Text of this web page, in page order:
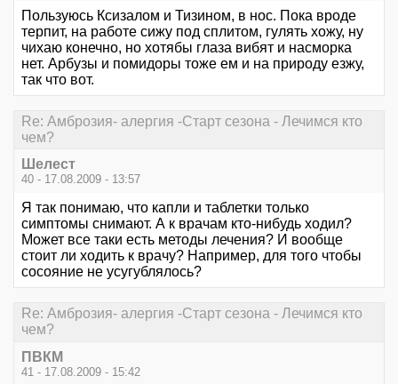
Пользуюсь Ксизалом и Тизином, в нос. Пока вроде
терпит, на работе сижу под сплитом, гулять хожу, ну
чихаю конечно, но хотябы глаза вибят и насморка
нет. Арбузы и помидоры тоже ем и на природу езжу,
так что вот.
Re: Амброзия- алергия -Старт сезона - Лечимся кто
чем?
Шелест
40 - 17.08.2009 - 13:57
Я так понимаю, что капли и таблетки только
симптомы снимают. А к врачам кто-нибудь ходил?
Может все таки есть методы лечения? И вообще
стоит ли ходить к врачу? Например, для того чтобы
сосояние не усугублялось?
Re: Амброзия- алергия -Старт сезона - Лечимся кто
чем?
ПВКМ
41 - 17.08.2009 - 15:42